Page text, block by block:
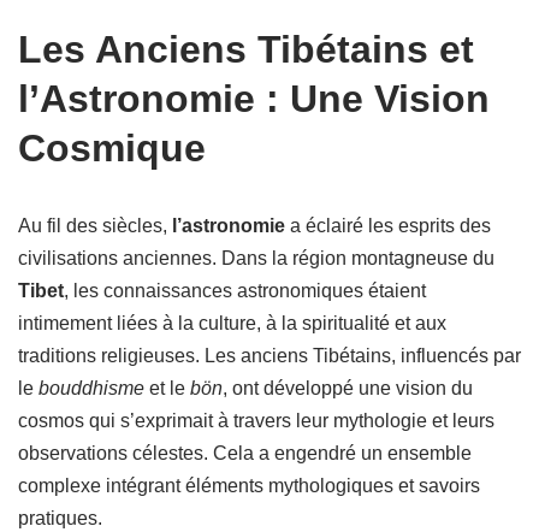
Les Anciens Tibétains et
l’Astronomie : Une Vision
Cosmique
Au fil des siècles, l’astronomie a éclairé les esprits des
civilisations anciennes. Dans la région montagneuse du
Tibet, les connaissances astronomiques étaient
intimement liées à la culture, à la spiritualité et aux
traditions religieuses. Les anciens Tibétains, influencés par
le bouddhisme et le bön, ont développé une vision du
cosmos qui s’exprimait à travers leur mythologie et leurs
observations célestes. Cela a engendré un ensemble
complexe intégrant éléments mythologiques et savoirs
pratiques.